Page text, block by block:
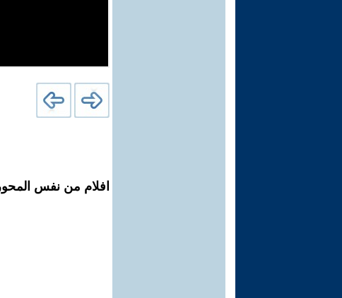
افلام من نفس